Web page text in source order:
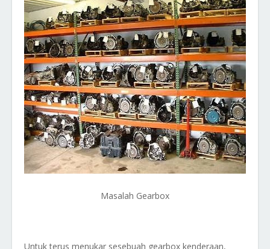
Masalah Gearbox
Untuk terus menukar sesebuah gearbox kenderaan,